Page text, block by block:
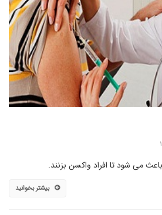
می شود تا افراد واکسن بزنند.
بیشتر بخوانید